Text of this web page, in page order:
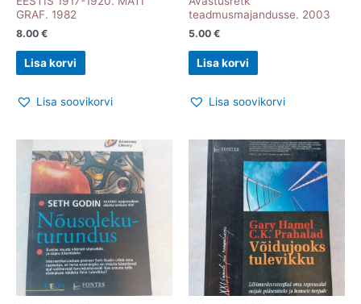
GRAF. 1982
8.00 €
Lisa korvi
Lisa soovikorvi
teadmusmajandusse. 2003
5.00 €
Lisa korvi
Lisa soovikorvi